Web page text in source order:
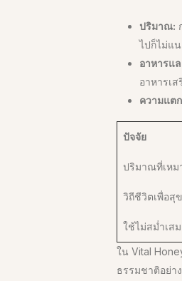
ปริมาณ:
ไปก็ไม่แ
อาหารแ
อาหารเ
ความแต
ปัจจัย
ปริมาณที่เหม
วิถีชีวิตเพื่อสุ
ใช้ไม่สม่ำเส
ใน Vital
ธรรมชาติอย่า